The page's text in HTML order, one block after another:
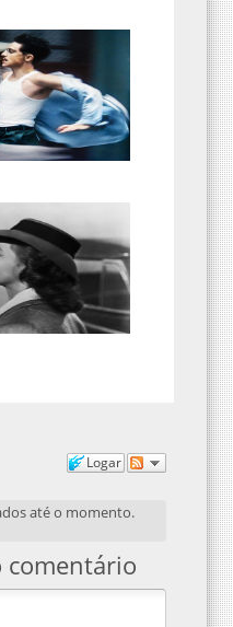
Logar
até o momento.
comentário